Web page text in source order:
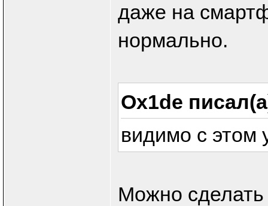
даже на
нормально.
Ox1de
видимо с этом
Можно